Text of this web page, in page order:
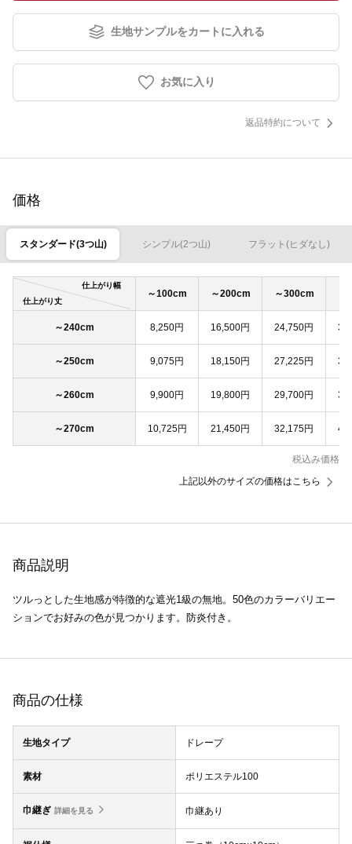
生地サンプルをカートに入れる
お気に入り
返品特約について
価格
スタンダード(3つ山) シンプル(2つ山) フラット(ヒダなし)
仕上がり幅
仕上がり丈
～100cm ～200cm ～300cm
～240cm 8,250円 16,500円 24,750円
～250cm 9,075円 18,150円 27,225円
～260cm 9,900円 19,800円 29,700円
～270cm 10,725円 21,450円 32,175円
税込み価格
上記以外のサイズの価格はこちら
商品説明
ツルっとした生地感が特徴的な遮光1級の無地。50色のカラーバリエー
ションでお好みの色が見つかります。防炎付き。
商品の仕様
生地タイプ ドレープ
素材 ポリエステル100
巾継ぎ 詳細を見る 巾継あり